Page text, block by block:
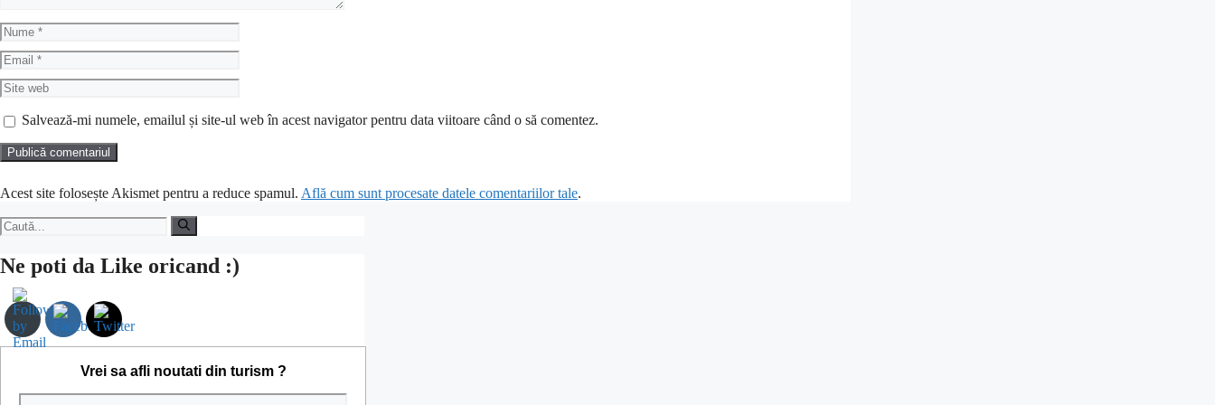
Nume
Email
Site
web
Salvează-mi numele, emailul și site-ul web în acest navigator pentru data viitoare când o să comentez.
Acest site folosește Akismet pentru a reduce spamul. Află cum sunt procesate datele comentariilor tale.
Caută
după:
Ne poti da Like oricand :)
Vrei sa afli noutati din turism ?